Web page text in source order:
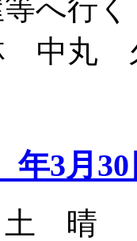
等へ行
中丸
年3月
晴